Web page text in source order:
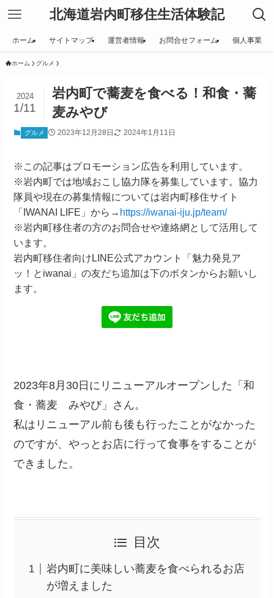
北海道岩内町移住生活体験記
ホーム サイトマップ 運営者情報 お問合せフォーム 個人事業
ホーム グルメ
岩内町で蕎麦を食べる！和食・蕎
麦みやび
2024
1/11
グルメ 2023年12月28日 2024年1月11日
※この記事はプロモーション広告を利用しています。
※岩内町では地域おこし協力隊を募集しています。協力
隊員や現在の募集情報については岩内町移住サイト
「IWANAI LIFE」から→ https://iwanai-iju.jp/team/
※岩内町移住者の方のお問合せや連絡網として活用して
います。
岩内町移住者向けLINE公式アカウント「魅力発見ア
ッ！とiwanai」の友だち追加は下のボタンからお願いし
ます。
2023年8月30日にリニューアルオープンした「和
食・蕎麦 みやび」さん。
私はリニューアル前も後も行ったことがなかった
のですが、やっとお店に行って食事をすることが
できました。
目次
岩内町に美味しい蕎麦を食べられるお店
が増えました